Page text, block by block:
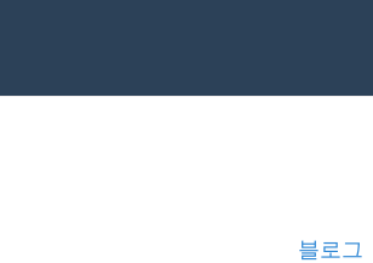
블로그